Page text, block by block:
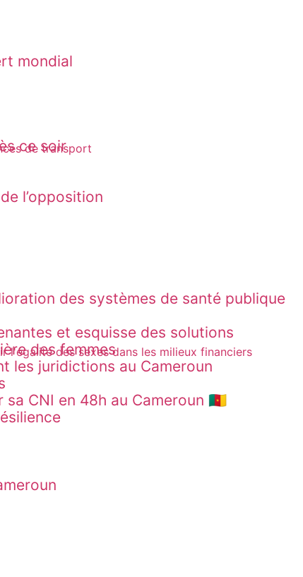
mondial
ce soir
l’opposition
de validité et les frais de délivrance de
des systèmes de santé publique
et esquisse des solutions
des femmes
les juridictions au Cameroun
CNI en 48h au Cameroun 🇨🇲